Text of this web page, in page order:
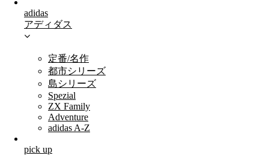
adidas
アディダス
定番/名作
都市シリーズ
島シリーズ
Spezial
ZX Family
Adventure
adidas A-Z
pick up